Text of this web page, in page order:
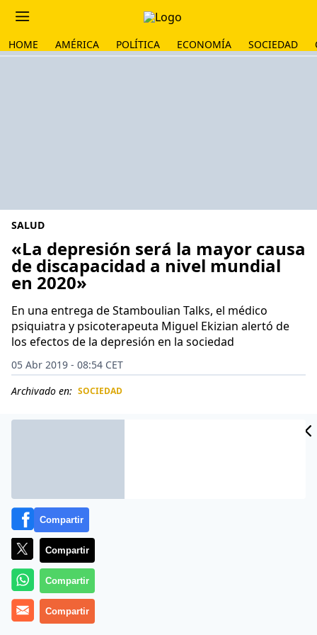
HOME AMÉRICA POLÍTICA ECONOMÍA SOCIEDAD
SALUD
«La depresión será la mayor causa
de discapacidad a nivel mundial
en 2020»
En una entrega de Stamboulian Talks, el médico
psiquiatra y psicoterapeuta Miguel Ekizian alertó de
los efectos de la depresión en la sociedad
05 Abr 2019 - 08:54 CET
Archivado en: SOCIEDAD
Por Daniel Stamboulian
Compartir
Compartir
Compartir
Compartir